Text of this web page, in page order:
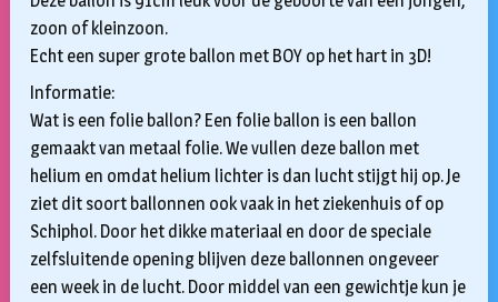
zoon of kleinzoon.
Echt een super grote ballon met BOY op het hart in 3D!
Informatie:
Wat is een folie ballon? Een folie ballon is een ballon
gemaakt van metaal folie. We vullen deze ballon met
helium en omdat helium lichter is dan lucht stijgt hij op. Je
ziet dit soort ballonnen ook vaak in het ziekenhuis of op
Schiphol. Door het dikke materiaal en door de speciale
zelfsluitende opening blijven deze ballonnen ongeveer
een week in de lucht. Door middel van een gewichtje kun je